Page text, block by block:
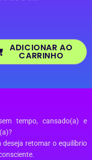
ADICIONAR AO
CARRINHO
tempo, cansado(a) e
retomar o equilíbrio